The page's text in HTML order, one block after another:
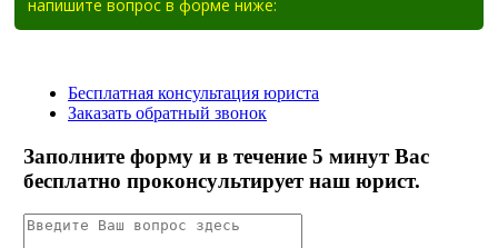
напишите вопрос в форме ниже: